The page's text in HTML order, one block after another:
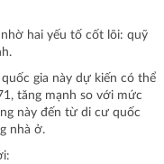
hai yếu tố cốt lõi: quỹ
quốc gia này dự kiến có thể
tăng mạnh so với mức
này đến từ di cư quốc
nhà ở.